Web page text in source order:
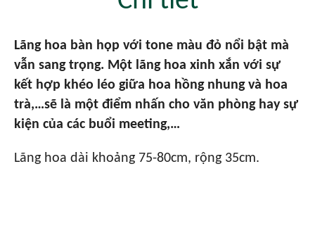
Lãng hoa bàn họp với tone màu đỏ nổi bật mà
vẫn sang trọng. Một lãng hoa xinh xắn với sự
kết hợp khéo léo giữa hoa hồng nhung và hoa
trà,…sẽ là một điểm nhấn cho văn phòng hay sự
kiện của các buổi meeting,…
Lãng hoa dài khoảng 75-80cm, rộng 35cm.